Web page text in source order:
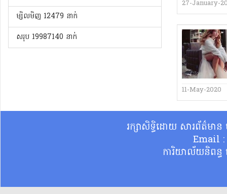
ម្សិលមិញ 12479 នាក់
សរុប 19987140 នាក់
27-January-
11-May-2020
រក្សាសិទ្ធិដោយ សារព័ត៌មា
Email
ការិយាល័យនិពន្ធ